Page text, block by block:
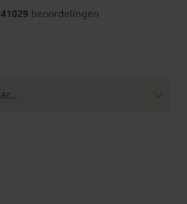
41029 beoordelingen